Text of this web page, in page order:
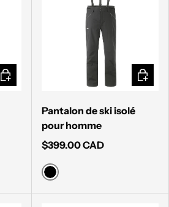
CHOISIR LES OPTIONS
Pantalon de ski isolé
pour homme
$399.00 CAD
BLACK